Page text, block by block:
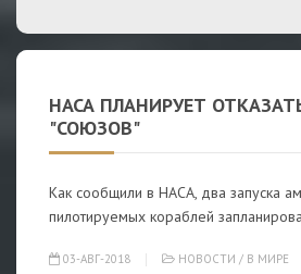
НАСА ПЛАНИРУЕТ
"СОЮЗОВ"
Как сообщили в НАСА, два запуска
пилотируемых кораблей
03-АВГ-2018 НОВОСТИ / В МИРЕ